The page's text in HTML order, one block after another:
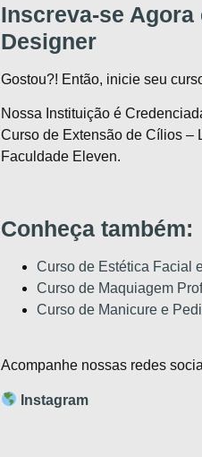
Inscreva-se Agora
Designer
Gostou?! Então, inicie seu
Nossa Instituição é
Curso de Extensão de Cílios –
Faculdade Eleven.
Conheça também:
Curso de Estética Facial
Curso de Maquiagem
Curso de Manicure e
Acompanhe nossas redes
Instagram